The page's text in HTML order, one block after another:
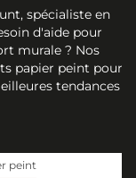
spécialiste en
d'aide pour
murale ? Nos
papier peint pour
tendances
peint